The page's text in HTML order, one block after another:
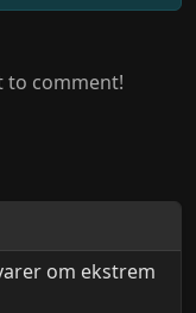
to comment!
om ekstrem